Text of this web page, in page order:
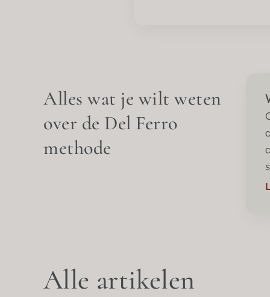
Alles wat je wilt weten
over de Del Ferro
methode
Alle artikelen